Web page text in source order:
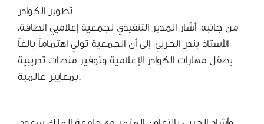
تطوير الكوادر
من جانبه، أشار المدير التنفيذي لجمعية إعلاميي الطاقة،
الأستاذ بندر الحربي، إلى أن الجمعية تولي اهتماماً بالغاً
بصقل مهارات الكوادر الإعلامية وتوفير منصات تدريبية
بمعايير عالمية.